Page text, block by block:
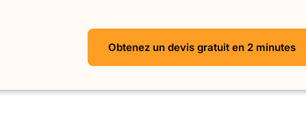
Obtenez un devis gratuit en 2 minutes